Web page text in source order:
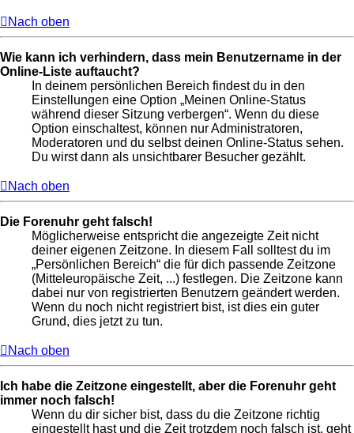
Nach oben
Wie kann ich verhindern, dass mein Benutzername in der
Online-Liste auftaucht?
In deinem persönlichen Bereich findest du in den
Einstellungen eine Option „Meinen Online-Status
während dieser Sitzung verbergen“. Wenn du diese
Option einschaltest, können nur Administratoren,
Moderatoren und du selbst deinen Online-Status sehen.
Du wirst dann als unsichtbarer Besucher gezählt.
Nach oben
Die Forenuhr geht falsch!
Möglicherweise entspricht die angezeigte Zeit nicht
deiner eigenen Zeitzone. In diesem Fall solltest du im
„Persönlichen Bereich“ die für dich passende Zeitzone
(Mitteleuropäische Zeit, ...) festlegen. Die Zeitzone kann
dabei nur von registrierten Benutzern geändert werden.
Wenn du noch nicht registriert bist, ist dies ein guter
Grund, dies jetzt zu tun.
Nach oben
Ich habe die Zeitzone eingestellt, aber die Forenuhr geht
immer noch falsch!
Wenn du dir sicher bist, dass du die Zeitzone richtig
eingestellt hast und die Zeit trotzdem noch falsch ist, geht